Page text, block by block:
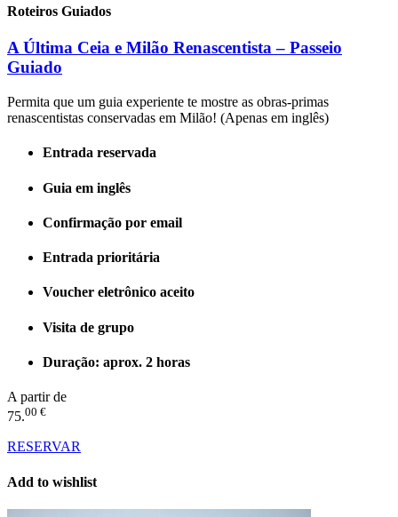
Roteiros Guiados
A Última Ceia e Milão Renascentista – Passeio
Guiado
Permita que um guia experiente te mostre as obras-primas
renascentistas conservadas em Milão! (Apenas em inglês)
Entrada reservada
Guia em inglês
Confirmação por email
Entrada prioritária
Voucher eletrônico aceito
Visita de grupo
Duração: aprox. 2 horas
A partir de
75.00 €
RESERVAR
Add to wishlist